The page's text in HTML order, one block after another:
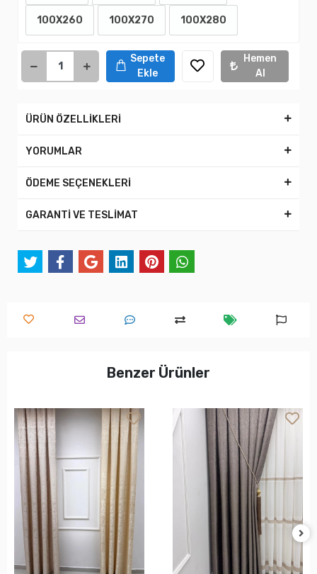
100X260 100X270 100X280
Sepete
Ekle
Hemen
Al
ÜRÜN ÖZELLİKLERİ
YORUMLAR
ÖDEME SEÇENEKLERİ
GARANTİ VE TESLİMAT
Benzer Ürünler